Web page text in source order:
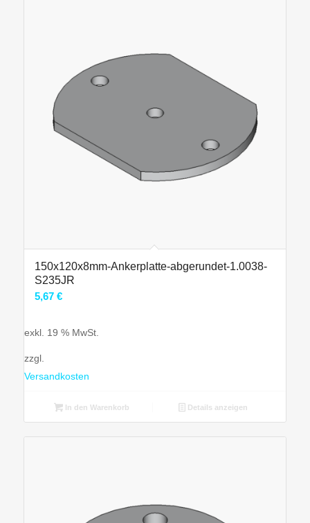
150x120x8mm-Ankerplatte-abgerundet-1.0038-
S235JR
5,67 €
exkl. 19 % MwSt.
zzgl.
Versandkosten
In den Warenkorb Details anzeigen